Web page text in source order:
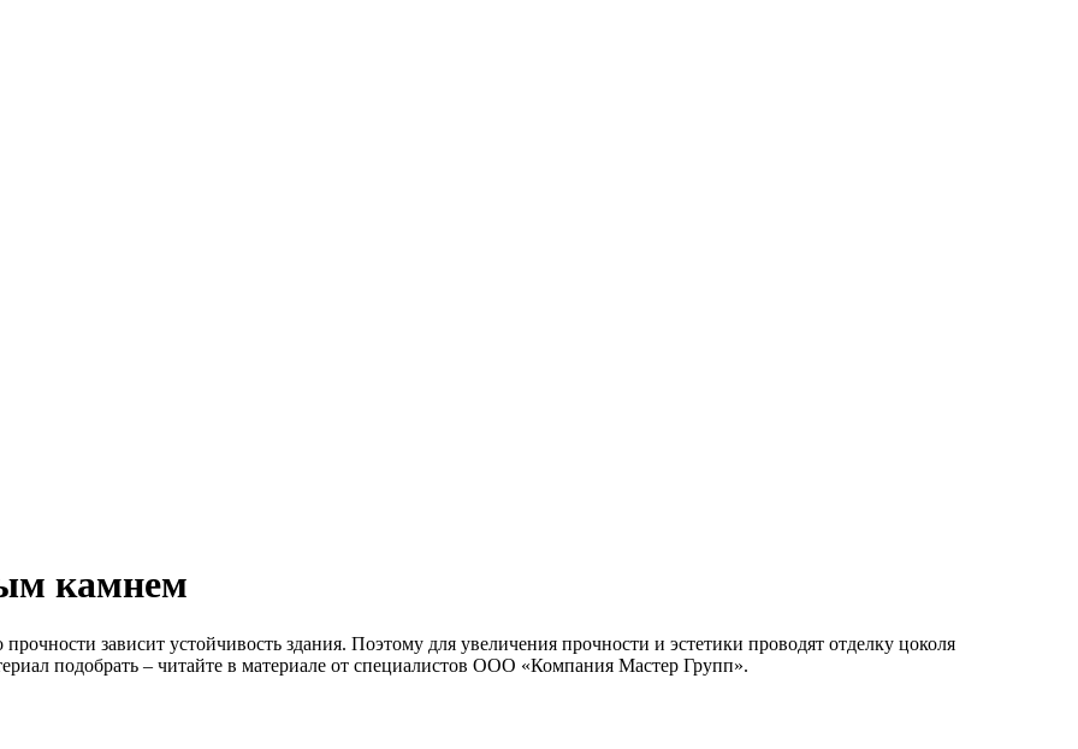
камнем
зависит устойчивость здания. Поэтому для увеличения прочности и эстетики проводят отделку цоколя
подобрать – читайте в материале от специалистов ООО «Компания Мастер Групп».